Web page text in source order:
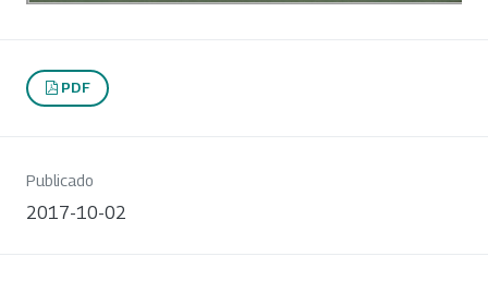
PDF
Publicado
2017-10-02